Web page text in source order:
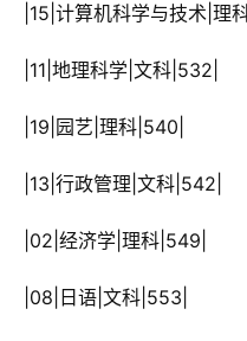
|15|计算机科学与技术|理
|11|地理科学|文科|532|
|19|园艺|理科|540|
|13|行政管理|文科|542|
|02|经济学|理科|549|
|08|日语|文科|553|